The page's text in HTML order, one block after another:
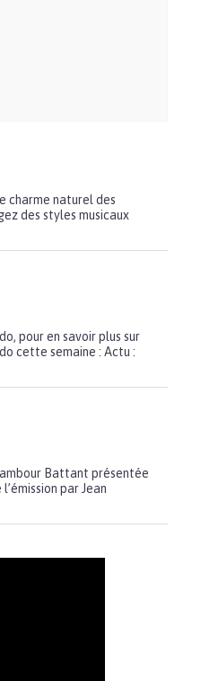
charme naturel des
des styles musicaux
pour en savoir plus sur
cette semaine : Actu :
Battant présentée
par Jean